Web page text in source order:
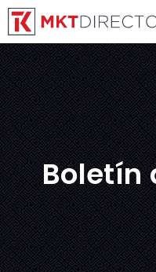
Saltar
al
contenido
Boletín